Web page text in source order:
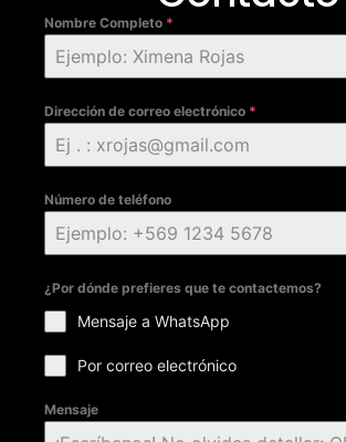
Nombre Completo *
Dirección de correo electrónico *
Número de teléfono
¿Por dónde prefieres que te contactemos?
Mensaje a WhatsApp
Por correo electrónico
Mensaje